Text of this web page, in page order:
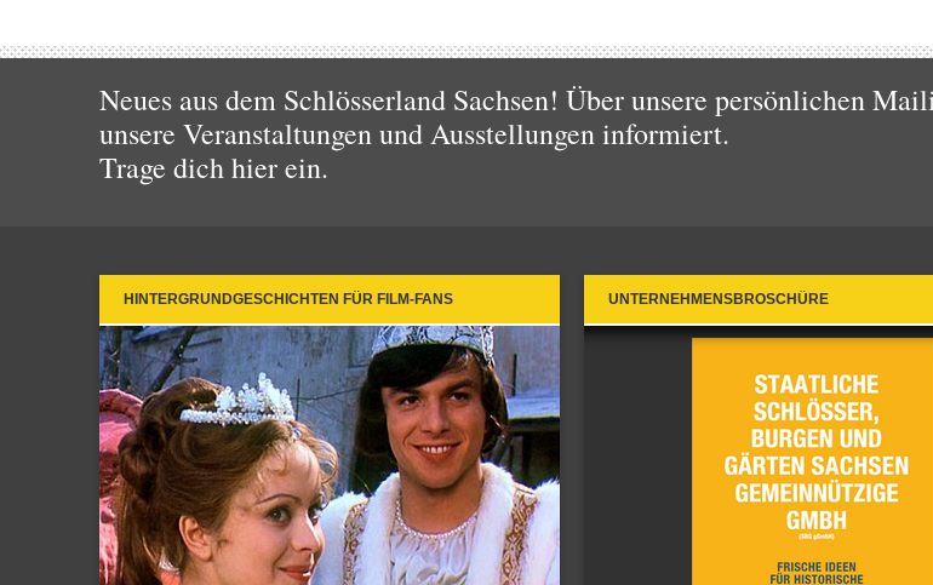
Neues aus dem Schlösserland Sachsen! Über unsere persönlichen
unsere Veranstaltungen und Ausstellungen informiert.
Trage dich hier ein.
HINTERGRUNDGESCHICHTEN FÜR FILM-FANS UNTERNEHMENSBROSCHÜRE